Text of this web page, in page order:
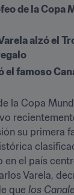
de la Copa
alzó el
el famoso
la Copa
su primera
en el país
Varela,
que los